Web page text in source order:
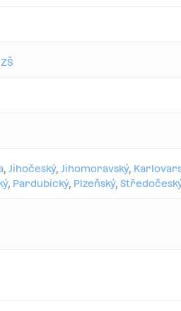
, Jihočeský, Jihomoravský,
, Pardubický, Plzeňský,